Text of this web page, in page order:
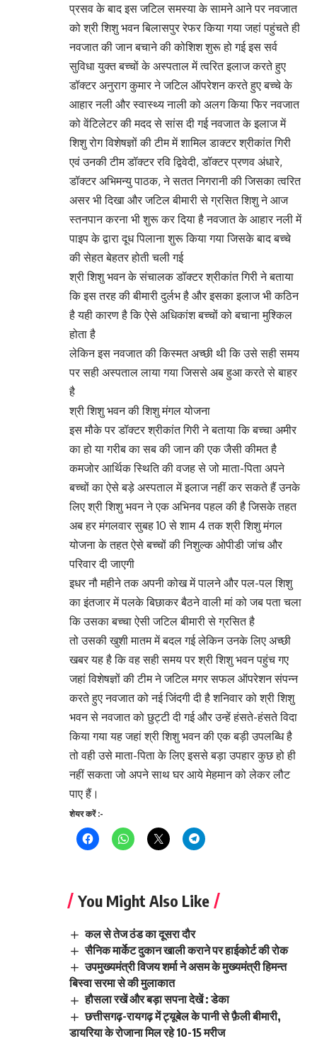
प्रसव के बाद इस जटिल समस्या के सामने आने पर नवजात
को श्री शिशु भवन बिलासपुर रेफर किया गया जहां पहुंचते ही
नवजात की जान बचाने की कोशिश शुरू हो गई इस सर्व
सुविधा युक्त बच्चों के अस्पताल में त्वरित इलाज करते हुए
डॉक्टर अनुराग कुमार ने जटिल ऑपरेशन करते हुए बच्चे के
आहार नली और स्वास्थ्य नाली को अलग किया फिर नवजात
को वेंटिलेटर की मदद से सांस दी गई नवजात के इलाज में
शिशु रोग विशेषज्ञों की टीम में शामिल डाक्टर श्रीकांत गिरी
एवं उनकी टीम डॉक्टर रवि द्विवेदी, डॉक्टर प्रणव अंधारे,
डॉक्टर अभिमन्यु पाठक, ने सतत निगरानी की जिसका त्वरित
असर भी दिखा और जटिल बीमारी से ग्रसित शिशु ने आज
स्तनपान करना भी शुरू कर दिया है नवजात के आहार नली में
पाइप के द्वारा दूध पिलाना शुरू किया गया जिसके बाद बच्चे
की सेहत बेहतर होती चली गई
श्री शिशु भवन के संचालक डॉक्टर श्रीकांत गिरी ने बताया
कि इस तरह की बीमारी दुर्लभ है और इसका इलाज भी कठिन
है यही कारण है कि ऐसे अधिकांश बच्चों को बचाना मुश्किल
होता है
लेकिन इस नवजात की किस्मत अच्छी थी कि उसे सही समय
पर सही अस्पताल लाया गया जिससे अब हुआ करते से बाहर
है
श्री शिशु भवन की शिशु मंगल योजना
इस मौके पर डॉक्टर श्रीकांत गिरी ने बताया कि बच्चा अमीर
का हो या गरीब का सब की जान की एक जैसी कीमत है
कमजोर आर्थिक स्थिति की वजह से जो माता-पिता अपने
बच्चों का ऐसे बड़े अस्पताल में इलाज नहीं कर सकते हैं उनके
लिए श्री शिशु भवन ने एक अभिनव पहल की है जिसके तहत
अब हर मंगलवार सुबह 10 से शाम 4 तक श्री शिशु मंगल
योजना के तहत ऐसे बच्चों की निशुल्क ओपीडी जांच और
परिवार दी जाएगी
इधर नौ महीने तक अपनी कोख में पालने और पल-पल शिशु
का इंतजार में पलके बिछाकर बैठने वाली मां को जब पता चला
कि उसका बच्चा ऐसी जटिल बीमारी से ग्रसित है
तो उसकी खुशी मातम में बदल गई लेकिन उनके लिए अच्छी
खबर यह है कि वह सही समय पर श्री शिशु भवन पहुंच गए
जहां विशेषज्ञों की टीम ने जटिल मगर सफल ऑपरेशन संपन्न
करते हुए नवजात को नई जिंदगी दी है शनिवार को श्री शिशु
भवन से नवजात को छुट्टी दी गई और उन्हें हंसते-हंसते विदा
किया गया यह जहां श्री शिशु भवन की एक बड़ी उपलब्धि है
तो वही उसे माता-पिता के लिए इससे बड़ा उपहार कुछ हो ही
नहीं सकता जो अपने साथ घर आये मेहमान को लेकर लौट
पाए हैं।
शेयर करें :-
You Might Also Like
कल से तेज ठंड का दूसरा दौर
सैनिक मार्केट दुकान खाली कराने पर हाईकोर्ट की रोक
उपमुख्यमंत्री विजय शर्मा ने असम के मुख्यमंत्री हिमन्त
बिस्वा सरमा से की मुलाकात
हौसला रखें और बड़ा सपना देखें : डेका
छत्तीसगढ़-रायगढ़ में ट्यूबेल के पानी से फ़ैली बीमारी,
डायरिया के रोजाना मिल रहे 10-15 मरीज